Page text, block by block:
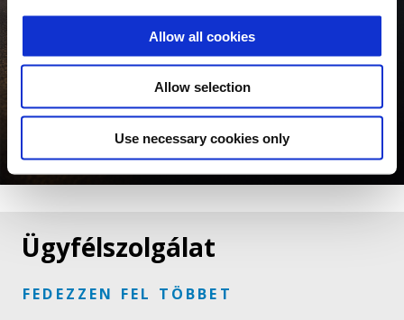
Allow all cookies
Allow selection
Use necessary cookies only
PIAGGIO 1
Maximális érték, nulla veszteség
FEDEZZEN FEL TÖBBET
Ügyfélszolgálat
FEDEZZEN FEL TÖBBET